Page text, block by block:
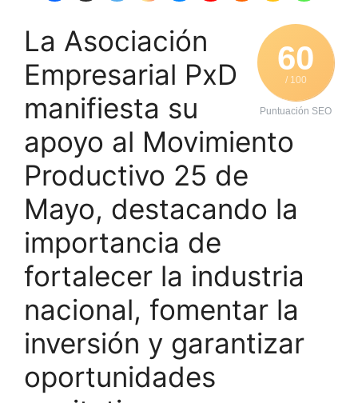
60
/ 100
Puntuación SEO
La Asociación
Empresarial PxD
manifiesta su
apoyo al Movimiento
Productivo 25 de
Mayo, destacando la
importancia de
fortalecer la industria
nacional, fomentar la
inversión y garantizar
oportunidades